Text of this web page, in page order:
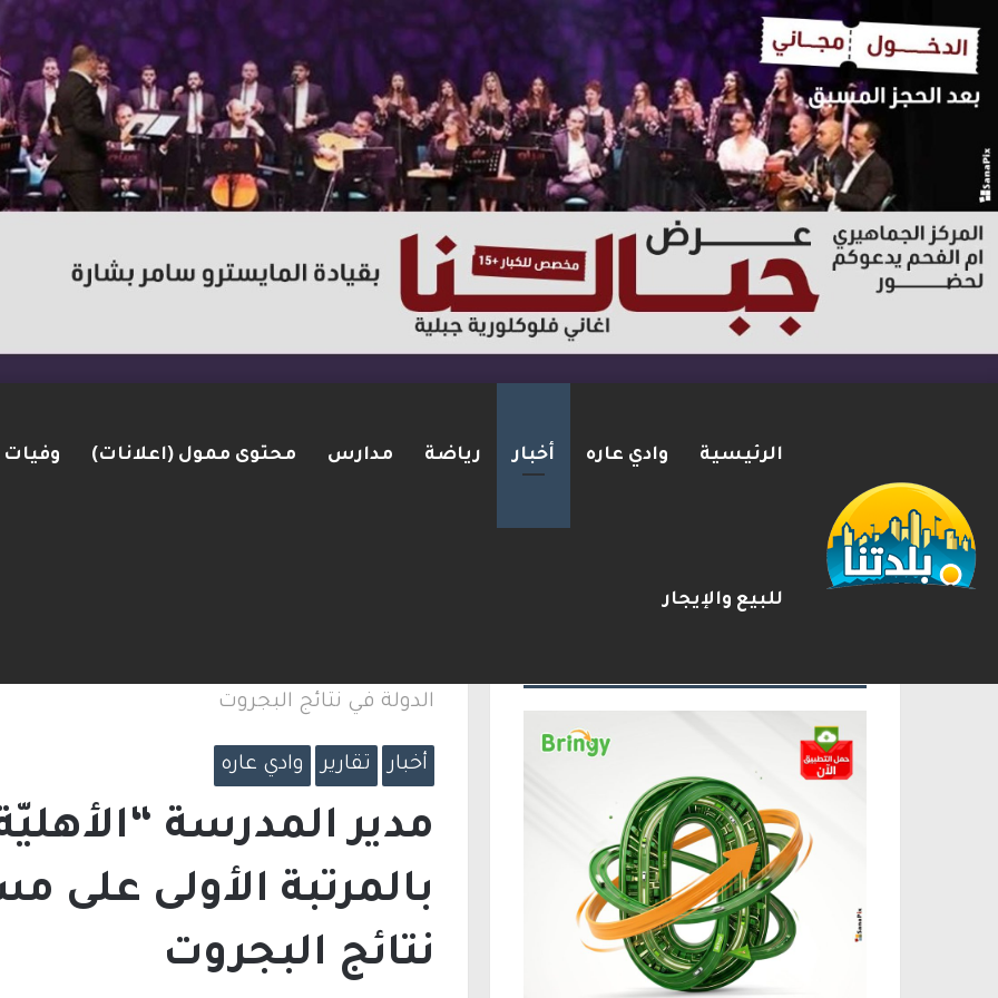
الرئيسية وادي عاره أخبار رياضة مدارس محتوى ممول (اعلانات) وفيات
للبيع والإيجار
2026-08-07 شريط الأخبار
الدولة في نتائج البجروت
أخبار تقارير وادي عاره
مدير المدرسة
بالمرتبة الأولى على
نتائج البجروت